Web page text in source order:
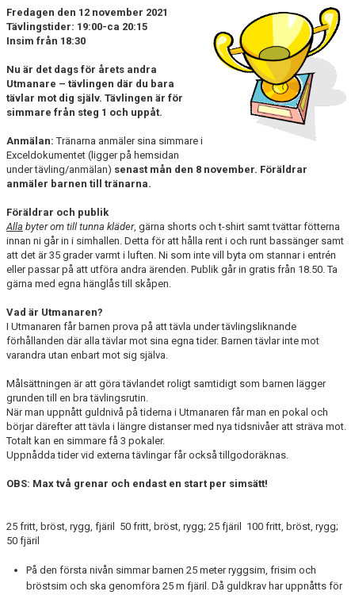
WEBBSHOP
Fredagen den 12 november 2021
Tävlingstider: 19:00-ca 20:15
Insim från 18:30
Nu är det dags för årets andra
Utmanare – tävlingen där du bara
tävlar mot dig själv. Tävlingen är för
simmare från steg 1 och uppåt.
Anmälan: Tränarna anmäler sina simmare i
Exceldokumentet (ligger på hemsidan
under tävling/anmälan) senast mån den 8 november. Föräldrar
anmäler barnen till tränarna.
Föräldrar och publik
Alla byter om till tunna kläder, gärna shorts och t-shirt samt tvättar fötterna
innan ni går in i simhallen. Detta för att hålla rent i och runt bassänger samt
att det är 35 grader varmt i luften. Ni som inte vill byta om stannar i entrén
eller passar på att utföra andra ärenden. Publik går in gratis från 18.50. Ta
gärna med egna hänglås till skåpen.
Vad är Utmanaren?
I Utmanaren får barnen prova på att tävla under tävlingsliknande
förhållanden där alla tävlar mot sina egna tider. Barnen tävlar inte mot
varandra utan enbart mot sig själva.
Målsättningen är att göra tävlandet roligt samtidigt som barnen lägger
grunden till en bra tävlingsrutin.
När man uppnått guldnivå på tiderna i Utmanaren får man en pokal och
börjar därefter att tävla i längre distanser med nya tidsnivåer att sträva mot.
Totalt kan en simmare få 3 pokaler.
Uppnådda tider vid externa tävlingar får också tillgodoräknas.
OBS: Max två grenar och endast en start per simsätt!
25 fritt, bröst, rygg, fjäril 50 fritt, bröst, rygg; 25 fjäril 100 fritt, bröst, rygg;
50 fjäril
På den första nivån simmar barnen 25 meter ryggsim, frisim och
bröstsim och ska genomföra 25 m fjäril. Då guldkrav har uppnåtts för